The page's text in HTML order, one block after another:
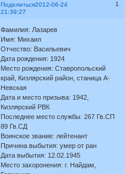
Поделиться 1
2012-06-24
21:39:27
Фамилия: Лазарев
Имя: Михаил
Отчество: Васильевич
Дата рождения: 1924
Место рождения: Ставропольский
край, Кизлярский район, станица А-
Невская
Дата и место призыва: 1942,
Кизлярский РВК
Последнее место службы: 267 Гв.СП
89 Гв.СД
Воинское звание: лейтенант
Причина выбытия: умер от ран
Дата выбытия: 12.02.1945
Место захоронения: г. Найдам,